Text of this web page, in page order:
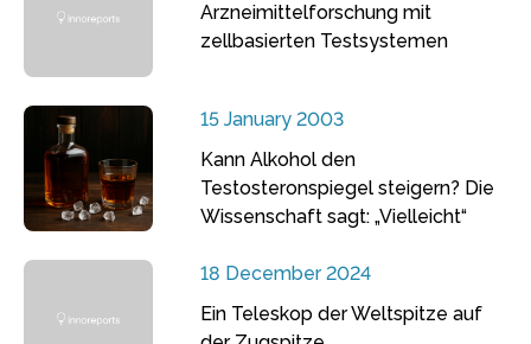
Arzneimittelforschung mit
zellbasierten Testsystemen
15 January 2003
Kann Alkohol den
Testosteronspiegel steigern? Die
Wissenschaft sagt: „Vielleicht“
18 December 2024
Ein Teleskop der Weltspitze auf